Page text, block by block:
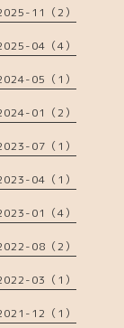
11（2）
04（4）
05（1）
01（2）
07（1）
04（1）
01（4）
08（2）
03（1）
12（1）